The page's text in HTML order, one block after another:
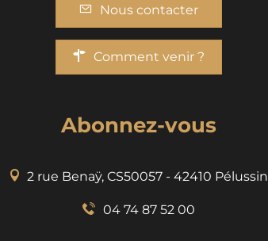
Nous contacter
Comment venir ?
Abonnez-vous
2 rue Benaÿ, CS50057 - 42410 Pélussin
04 74 87 52 00